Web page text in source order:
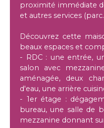
proximité immédiate
et autres services
Découvrez cette
beaux espaces et
- RDC : une entrée,
salon avec
aménagée, deux
d'eau, une arrière
- 1er étage :
bureau, une salle de
mezzanine donnant